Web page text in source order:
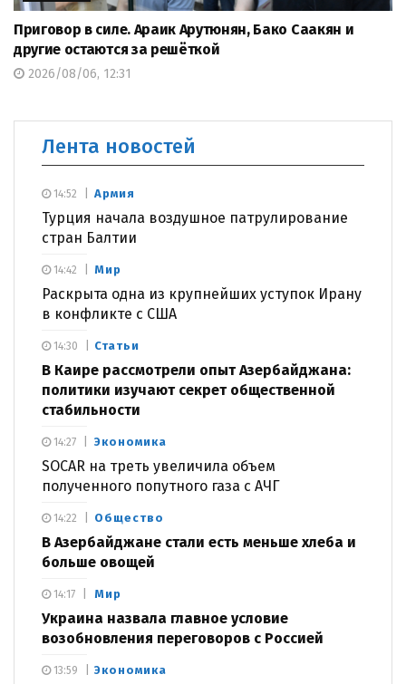
Приговор в силе. Араик Арутюнян, Бако Саакян и
другие остаются за решёткой
2026/08/06, 12:31
Лента новостей
Армия
Турция начала воздушное патрулирование
стран Балтии
14:52
Мир
Раскрыта одна из крупнейших уступок Ирану
в конфликте с США
14:42
Статьи
В Каире рассмотрели опыт Азербайджана:
политики изучают секрет общественной
стабильности
14:30
Экономика
SOCAR на треть увеличила объем
полученного попутного газа с АЧГ
14:27
Общество
В Азербайджане стали есть меньше хлеба и
больше овощей
14:22
Мир
Украина назвала главное условие
возобновления переговоров с Россией
14:17
Экономика
13:59